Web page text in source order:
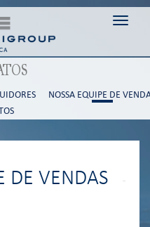
NOSSA EQUIPE DE
DE VENDAS